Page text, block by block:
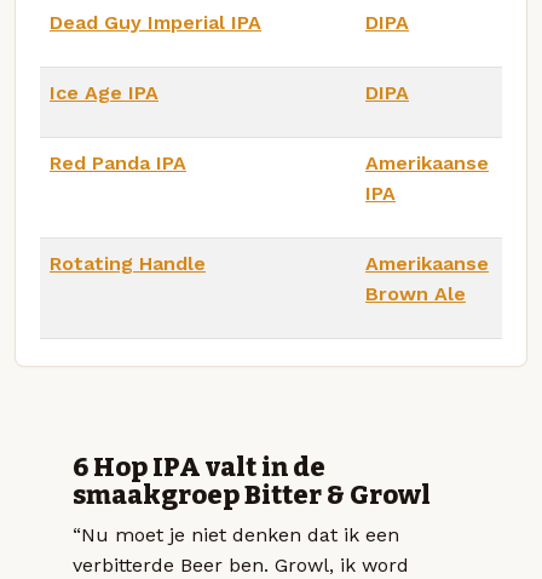
Dead Guy Imperial IPA DIPA
Ice Age IPA DIPA
Red Panda IPA
Amerikaanse
IPA
Rotating Handle
Amerikaanse
Brown Ale
6 Hop IPA valt in de
smaakgroep Bitter & Growl
“Nu moet je niet denken dat ik een
verbitterde Beer ben. Growl, ik word